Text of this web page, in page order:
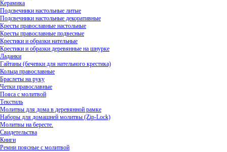
Керамика
Подсвечники настольные литые
Подсвечники настольные декоративные
Кресты православные настольные
Кресты православные подвесные
Крестики и образки нательные
Крестики и образки деревянные на шнурке
Ладанки
Гайтаны (бечевки для нательного крестика)
Кольца православные
Браслеты на руку
Четки православные
Пояса с молитвой
Текстиль
Молитвы для дома в деревянной рамке
Наборы для домашней молитвы (Zip-Lock)
Молитвы на бересте.
Свидетельства
Книги
Ремни поясные с молитвой